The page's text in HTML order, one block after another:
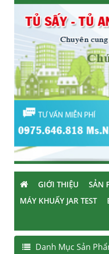
GIỚI THIỆU SẢN
MÁY KHUẤY JAR TEST
Danh Mục Sản